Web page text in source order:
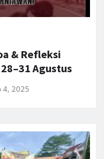
& Refleksi
Agustus
4, 2025